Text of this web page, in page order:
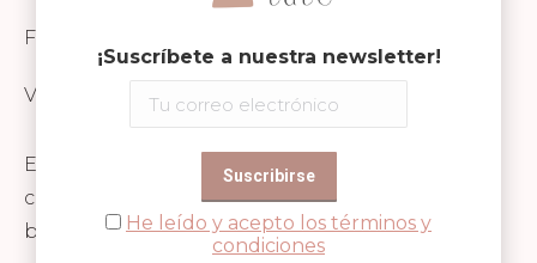
FICHA TÉCNICA Y SEGURIDAD
Valoraciones (0)
Este encantador set de cesta y timbre es el
complemento perfecto para personalizar la
bicicleta de los más pequeños.
¡Suscríbete a nuestra newsletter!
He leído y acepto los términos y
condiciones